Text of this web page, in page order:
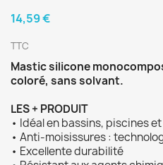
14,59 €
TTC
Mastic silicone
coloré, sans solvant.
LES + PRODUIT
• Idéal en bassins, piscines
• Anti-moisissures :
• Excellente durabilité